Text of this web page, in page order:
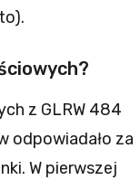
z GLRW 484
odpowiadało za
W pierwszej